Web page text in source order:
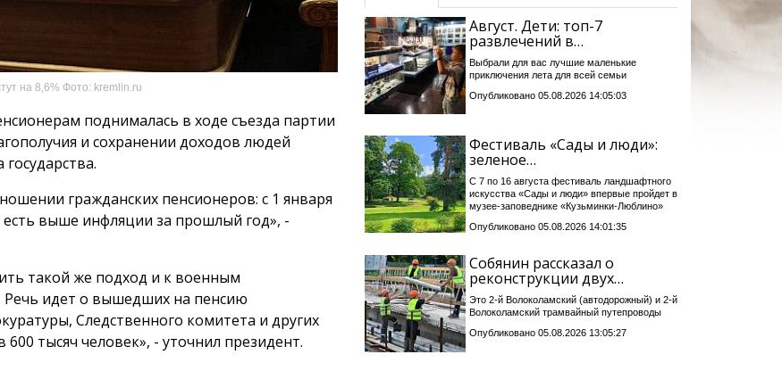
на 8,6% Фото: kremlin.ru
поднималась в ходе съезда партии
и сохранении доходов людей
гражданских пенсионеров: с 1 января
выше инфляции за прошлый год», -
такой же подход и к военным
идет о вышедших на пенсию
Следственного комитета и других
тысяч человек», - уточнил президент.
Август. Дети: топ-7
развлечений в…
Выбрали для вас лучшие маленькие
приключения лета для всей семьи
Опубликовано 05.08.2026 14:05:03
Фестиваль «Сады и люди»:
зеленое…
С 7 по 16 августа фестиваль ландшафтного
искусства «Сады и люди» впервые пройдет в
музее-заповеднике «Кузьминки-Люблино»
Опубликовано 05.08.2026 14:01:35
Собянин рассказал о
реконструкции двух…
Это 2-й Волоколамский (автодорожный) и 2-й
Волоколамский трамвайный путепроводы
Опубликовано 05.08.2026 13:05:27